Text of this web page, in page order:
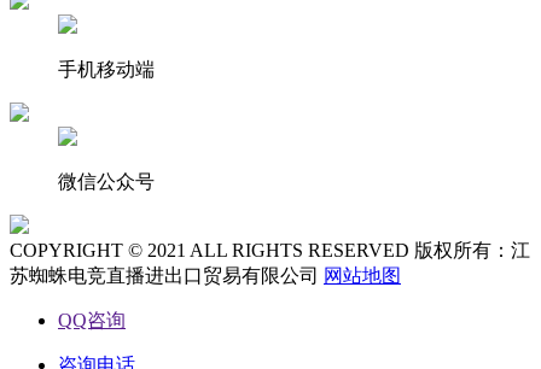
手机移动端
微信公众号
COPYRIGHT © 2021 ALL RIGHTS RESERVED 版权所有：江
苏蜘蛛电竞直播进出口贸易有限公司 网站地图
QQ咨询
咨询电话